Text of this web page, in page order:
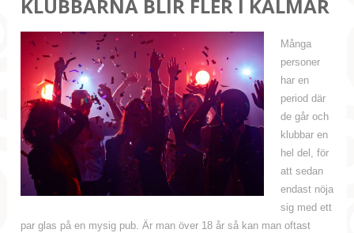
KLUBBARNA BLIR FLER I KALMAR
Många
personer
har en
period där
de går och
klubbar en
hel del, för
att sedan
endast nöja
sig med ett
par glas på en mysig pub. Är man över 18 år så kan man oftast